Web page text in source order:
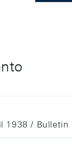
1938 / Bulletin